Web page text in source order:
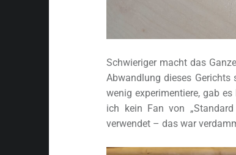
Schwieriger macht das
Abwandlung dieses
wenig experimentiere, gab
ich kein Fan von
verwendet – das war